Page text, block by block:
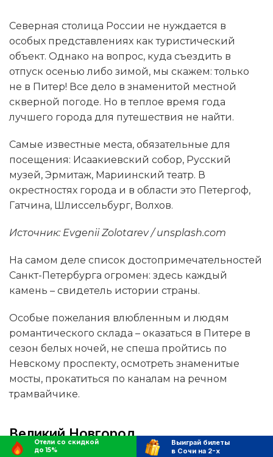
Северная столица России не нуждается в
особых представлениях как туристический
объект. Однако на вопрос, куда съездить в
отпуск осенью либо зимой, мы скажем: только
не в Питер! Все дело в знаменитой местной
скверной погоде. Но в теплое время года
лучшего города для путешествия не найти.
Самые известные места, обязательные для
посещения: Исаакиевский собор, Русский
музей, Эрмитаж, Мариинский театр. В
окрестностях города и в области это Петергоф,
Гатчина, Шлиссельбург, Волхов.
Источник: Evgenii Zolotarev / unsplash.com
На самом деле список достопримечательностей
Санкт-Петербурга огромен: здесь каждый
камень – свидетель истории страны.
Особые пожелания влюбленным и людям
романтического склада – оказаться в Питере в
сезон белых ночей, не спеша пройтись по
Невскому проспекту, осмотреть знаменитые
мосты, прокатиться по каналам на речном
трамвайчике.
Великий Новгород
Отели со скидкой
до 15%
Выиграй билеты
в Сочи на 2-х